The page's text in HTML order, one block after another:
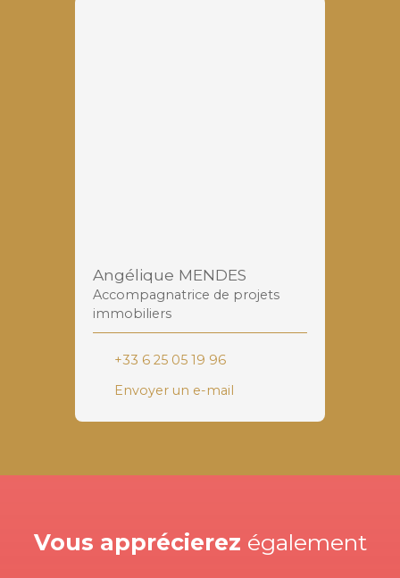
Angélique MENDES
Accompagnatrice de projets
immobiliers
+33 6 25 05 19 96
Envoyer un e-mail
Vous apprécierez également